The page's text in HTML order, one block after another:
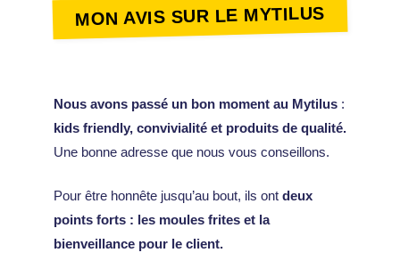
MON AVIS SUR LE MYTILUS
Nous avons passé un bon moment au Mytilus :
kids friendly, convivialité et produits de qualité.
Une bonne adresse que nous vous conseillons.
Pour être honnête jusqu’au bout, ils ont deux
points forts : les moules frites et la
bienveillance pour le client.